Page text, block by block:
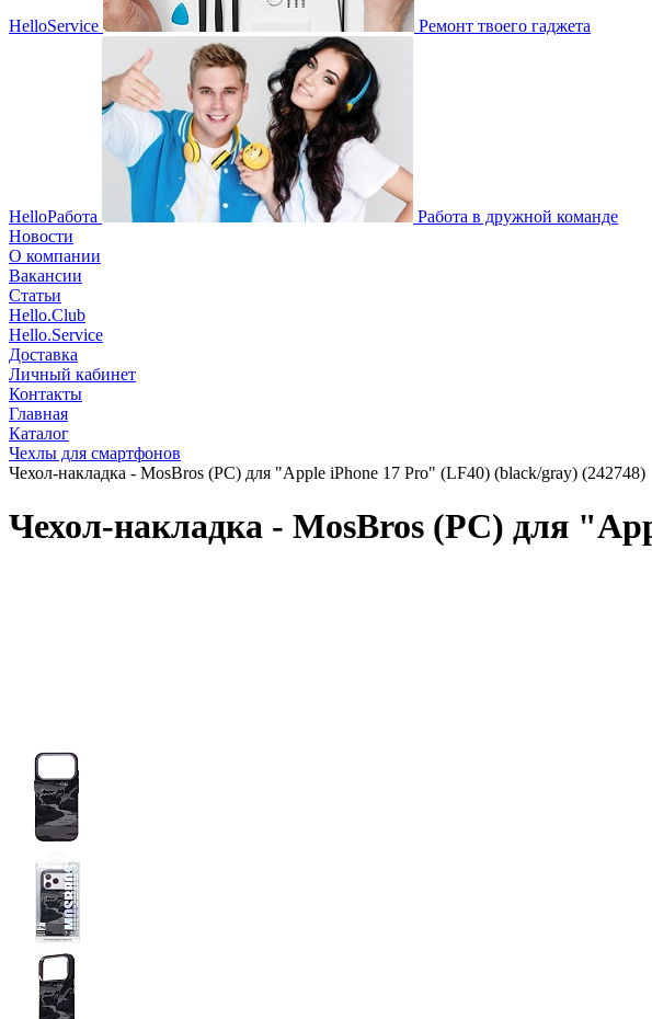
HelloService Ремонт твоего гаджета
HelloРабота
Работа в дружной команде
Новости
О компании
Вакансии
Статьи
Hello.Club
Hello.Service
Доставка
Личный кабинет
Контакты
Главная
Каталог
Чехлы для смартфонов
Чехол-накладка - MosBros (PC) для "Apple iPhone 17 Pro" (LF40) (black/gray) (242748)
Чехол-накладка - MosBros (PC) для